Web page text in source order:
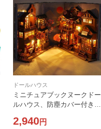
ドールハウス
ミニチュアブックヌークドー
ルハウス、防塵カバー付き本
ールハウスハウスキット男の
2,940円